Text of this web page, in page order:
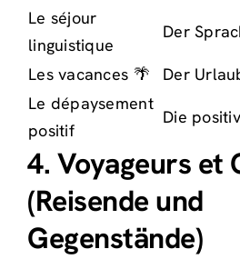
Le séjour
linguistique
Der
Les vacances 🌴
Der
Le dépaysement
positif
Die
4. Voyageurs et
(Reisende und
Gegenstände)